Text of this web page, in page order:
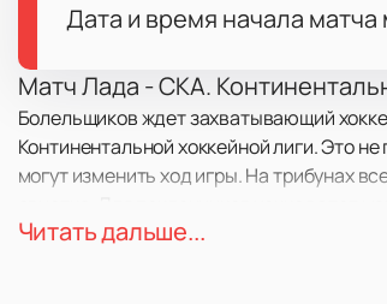
Дата и время начала матча
Матч Лада - СКА.
Болельщиков ждет захватывающий
Континентальной хоккейной лиги. Это
могут изменить ход игры. На трибунах
поддержать свою команду.
Читать дальше...